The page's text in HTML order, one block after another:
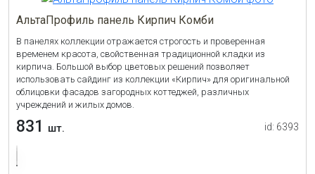
АльтаПрофиль панель Кирпич Комби
В панелях коллекции отражается строгость и проверенная
временем красота, свойственная традиционной кладки из
кирпича. Большой выбор цветовых решений позволяет
использовать сайдинг из коллекции «Кирпич» для оригинальной
облицовки фасадов загородных коттеджей, различных
учреждений и жилых домов.
831 шт. id: 6393